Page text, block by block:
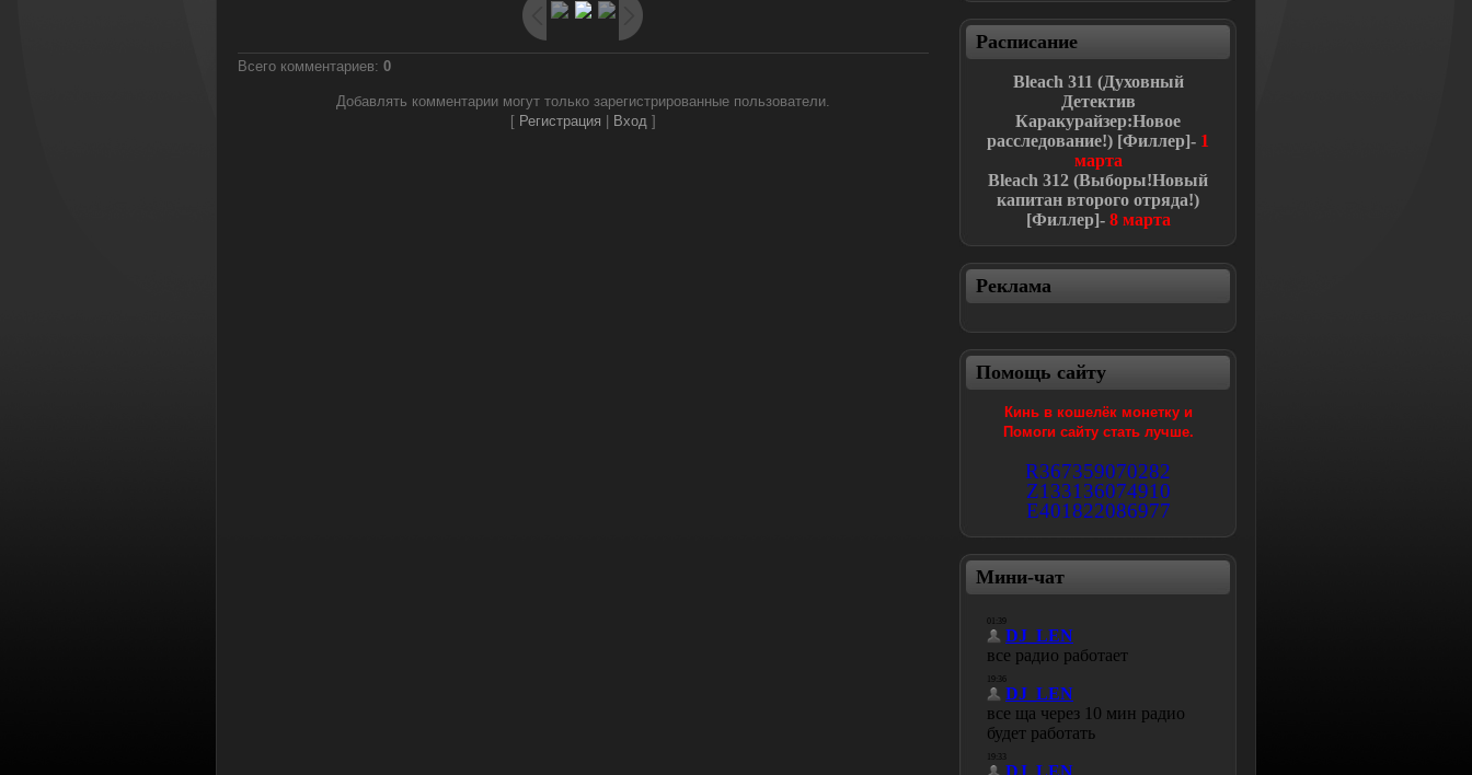
Всего комментариев: 0
Добавлять комментарии могут только зарегистрированные пользователи.
[ Регистрация Вход]
Расписание
Bleach 311 (Духовный
Детектив
Каракурайзер:Новое
расследование!) [Филлер]- 1
марта
Bleach312 (Выборы!Новый
капитан второго отряда!)
[Филлер]-8 марта
Реклама
Помощь сайту
Кинь в кошелёк монетку и
Помоги сайту стать лучше.
R367359070282
Z133136074910
E401822086977
Мини-чат